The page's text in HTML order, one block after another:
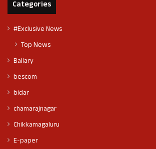
Categories
#Exclusive News
Top News
Ballary
bescom
bidar
chamarajnagar
Chikkamagaluru
E-paper